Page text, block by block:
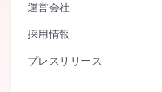
運営会社
採用情報
プレスリリース